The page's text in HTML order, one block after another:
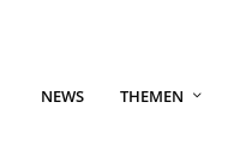
NEWS THEMEN